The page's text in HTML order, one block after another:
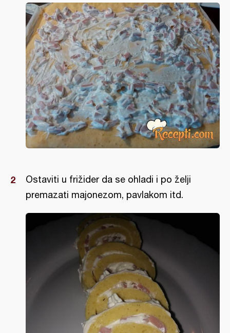
Ostaviti u frižider da se ohladi i po želji
premazati majonezom, pavlakom itd.